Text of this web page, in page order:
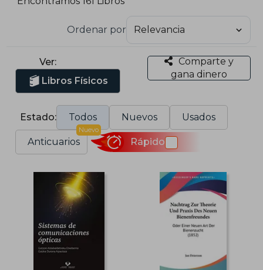
Ordenar por
Ver:
Libros Físicos
Comparte y
gana dinero
Estado: Todos Nuevos Usados
Anticuarios
Nuevo
Rápido